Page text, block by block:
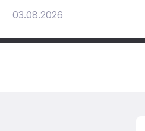
03.08.2026